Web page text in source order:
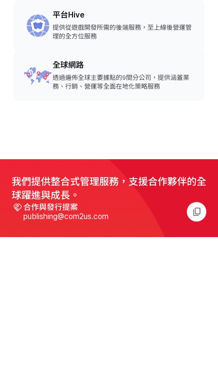
平台Hive
提供從遊戲開發所需的後端服務，至上線後營運管
理的全方位服務
全球網路
透過遍佈全球主要據點的9間分公司，提供涵蓋業
務、行銷、營運等全面在地化策略服務
我們提供整合式管理服務，支援合作夥伴的全
球躍進與成長。
合作與發行提案
publishing@com2us.com